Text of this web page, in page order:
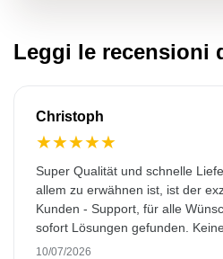
Leggi le recensioni
Christoph
★★★★★
Super Qualität und schnelle Lieferung.
allem zu erwähnen ist, ist der
Kunden - Support, für alle
sofort Lösungen gefunden.
Gespräche. Sehr selten
10/07/2026